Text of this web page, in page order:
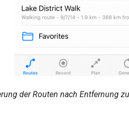
der Routen nach Entfernung